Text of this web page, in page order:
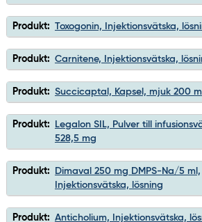
Produkt: Toxogonin, Injektionsvätska,
Produkt: Carnitene, Injektionsvätska,
Produkt: Succicaptal, Kapsel, mjuk 200
Produkt:
Legalon SIL, Pulver till
528,5 mg
Produkt:
Dimaval 250 mg DMPS-Na/5 ml,
Injektionsvätska, lösning
Produkt: Anticholium, Injektionsvätska,